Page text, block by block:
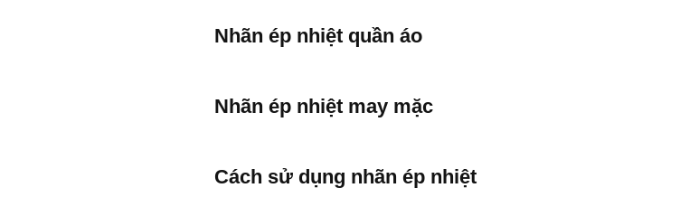
Nhãn ép nhiệt quần áo
Nhãn ép nhiệt may mặc
Cách sử dụng nhãn ép nhiệt